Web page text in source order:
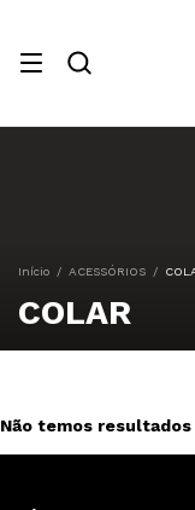
Início / ACESSÓRIOS /
COLAR
Não temos